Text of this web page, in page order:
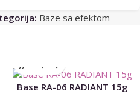
Baze sa efektom
Base RA-06 RADIANT 15g